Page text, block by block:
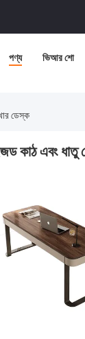
পণ্য ভিআর শো
ডেস্ক
কাঠ এবং ধাতু